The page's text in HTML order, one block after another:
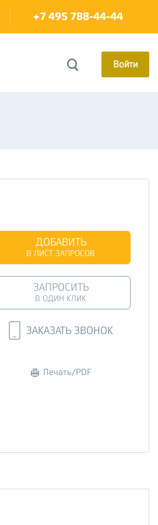
+7 495 788-44-44
Войти
ДОБАВИТЬ
В ЛИСТ ЗАПРОСОВ
ЗАПРОСИТЬ
В ОДИН КЛИК
ЗАКАЗАТЬ ЗВОНОК
Печать/PDF